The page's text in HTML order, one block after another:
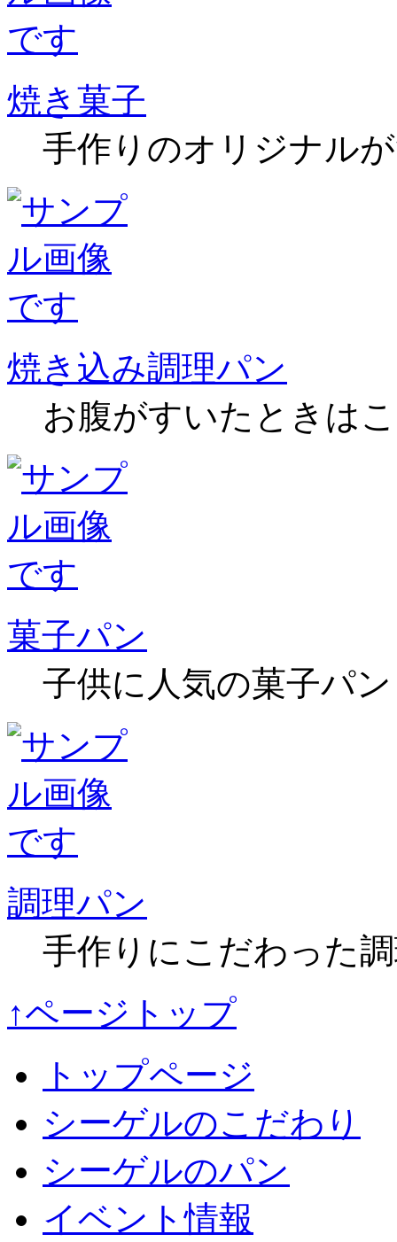
焼き菓子
手作りのオリジナル
焼き込み調理パン
お腹がすいたときは
菓子パン
子供に人気の菓子パ
調理パン
手作りにこだわった
↑ページトップ
トップページ
シーゲルのこだわり
シーゲルのパン
イベント情報